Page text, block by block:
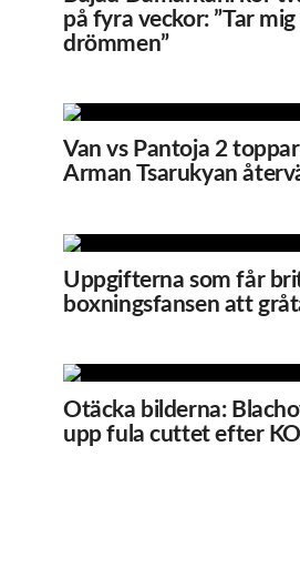
på fyra veckor: ”Tar
drömmen”
Van vs Pantoja 2
Arman Tsarukyan
Uppgifterna som får
boxningsfansen att
Otäcka bilderna:
upp fula cuttet efter